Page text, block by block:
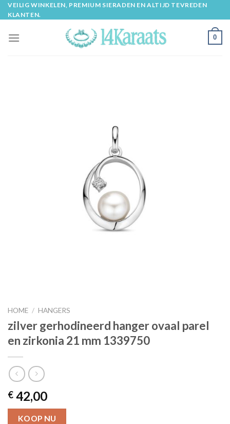
Skip
to
VEILIG WINKELEN, PREMIUM SIERADEN EN ALTIJD TEVREDEN
KLANTEN.
0
HOME / HANGERS
zilver gerhodineerd hanger ovaal parel
en zirkonia 21 mm 1339750
€ 42,00
KOOP NU